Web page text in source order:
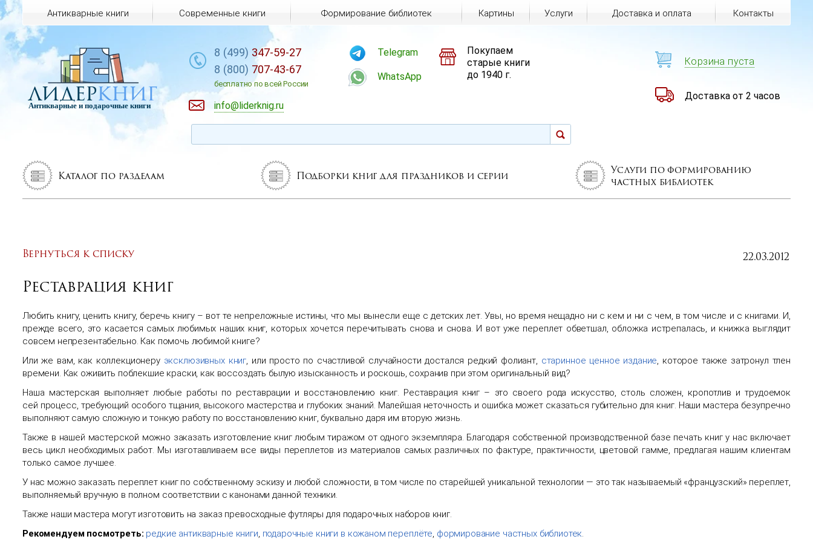
Каталог по разделам Подборки книг для праздников и серии
Услуги по формированию
частных библиотек
Вернуться к списку
Реставрация книг
22.03.2012
Любить книгу, ценить книгу, беречь книгу – вот те непреложные истины, что мы вынесли еще с детских лет. Увы, но время нещадно ни с кем и ни с чем, в том числе и с книгами. И,
прежде всего, это касается самых любимых наших книг, которых хочется перечитывать снова и снова. И вот уже переплет обветшал, обложка истрепалась, и книжка выглядит
совсем непрезентабельно. Как помочь любимой книге?
Или же вам, как коллекционеру эксклюзивных книг, или просто по счастливой случайности достался редкий фолиант, старинное ценное издание, которое также затронул тлен
времени. Как оживить поблекшие краски, как воссоздать былую изысканность и роскошь, сохранив при этом оригинальный вид?
Наша мастерская выполняет любые работы по реставрации и восстановлению книг. Реставрация книг – это своего рода искусство, столь сложен, кропотлив и трудоемок
сей процесс, требующий особого тщания, высокого мастерства и глубоких знаний. Малейшая неточность и ошибка может сказаться губительно для книг. Наши мастера безупречно
выполняют самую сложную и тонкую работу по восстановлению книг, буквально даря им вторую жизнь.
Также в нашей мастерской можно заказать изготовление книг любым тиражом от одного экземпляра. Благодаря собственной производственной базе печать книг у нас включает
весь цикл необходимых работ. Мы изготавливаем все виды переплетов из материалов самых различных по фактуре, практичности, цветовой гамме, предлагая нашим клиентам
только самое лучшее.
У нас можно заказать переплет книг по собственному эскизу и любой сложности, в том числе по старейшей уникальной технологии — это так называемый «французский» переплет,
выполняемый вручную в полном соответствии с канонами данной техники.
Также наши мастера могут изготовить на заказ превосходные футляры для подарочных наборов книг.
Рекомендуем посмотреть: редкие антикварные книги, подарочные книги в кожаном переплёте, формирование частных библиотек.
Антикварные книги Современные книги Формирование библиотек Картины Услуги Доставка и оплата Контакты
лидеркниг
Антикварные и подарочные книги
8 (499) 347-59-27
8 (800) 707-43-67
бесплатно по всей России
info@liderknig.ru
Telegram
WhatsApp
Покупаем
старые книги
до 1940 г.
Корзина пуста
Доставка от 2 часов